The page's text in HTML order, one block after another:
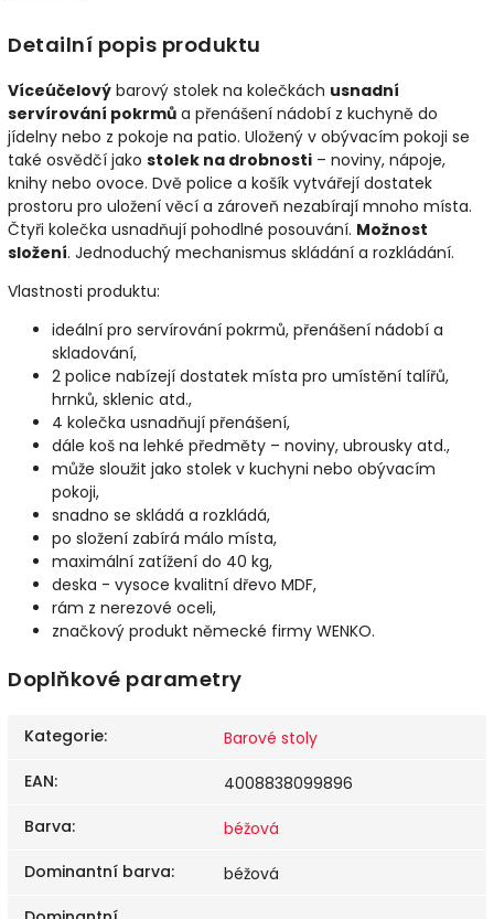
Detailní popis produktu
Víceúčelový barový stolek na kolečkách usnadní
servírování pokrmů a přenášení nádobí z kuchyně do
jídelny nebo z pokoje na patio. Uložený v obývacím pokoji se
také osvědčí jako stolek na drobnosti – noviny, nápoje,
knihy nebo ovoce. Dvě police a košík vytvářejí dostatek
prostoru pro uložení věcí a zároveň nezabírají mnoho místa.
Čtyři kolečka usnadňují pohodlné posouvání. Možnost
složení. Jednoduchý mechanismus skládání a rozkládání.
Vlastnosti produktu:
ideální pro servírování pokrmů, přenášení nádobí a
skladování,
2 police nabízejí dostatek místa pro umístění talířů,
hrnků, sklenic atd.,
4 kolečka usnadňují přenášení,
dále koš na lehké předměty – noviny, ubrousky atd.,
může sloužit jako stolek v kuchyni nebo obývacím
pokoji,
snadno se skládá a rozkládá,
po složení zabírá málo místa,
maximální zatížení do 40 kg,
deska - vysoce kvalitní dřevo MDF,
rám z nerezové oceli,
značkový produkt německé firmy WENKO.
Doplňkové parametry
Kategorie:
Barové stoly
EAN:
4008838099896
Barva:
béžová
Dominantní barva:
béžová